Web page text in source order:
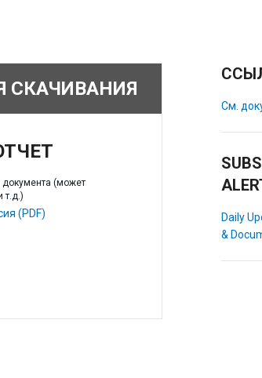
СКАЧИВАНИЯ
(может
т.д.)
(PDF)
См.
Daily
&